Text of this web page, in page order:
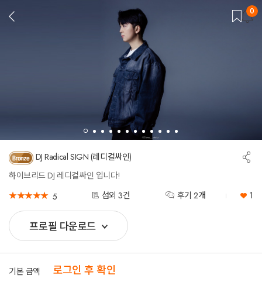
뒤
로
0
DJ Radical SIGN (레디컬싸인)
하이브리드 DJ 레디컬싸인 입니다!
★★★★★
★★★★★ 5 섭외 3건 후기 2개 1
프로필 다운로드
공
유
기본 금액 로그인 후 확인